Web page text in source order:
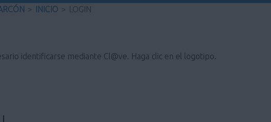
> INICIO > LOGIN
identificarse mediante Cl@ve. Haga clic en el logotipo.